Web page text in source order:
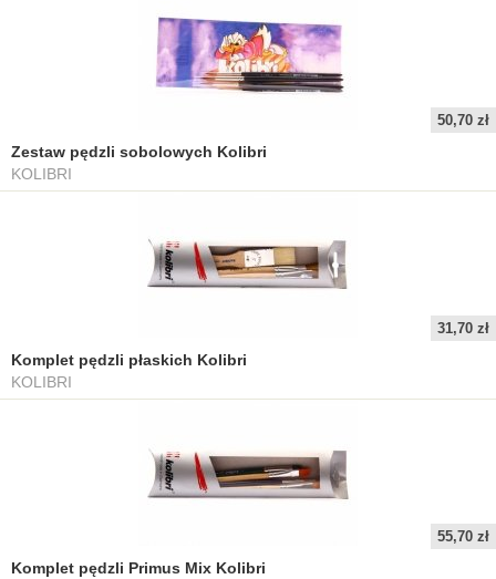
50,70 zł
Zestaw pędzli sobolowych Kolibri
KOLIBRI
31,70 zł
Komplet pędzli płaskich Kolibri
KOLIBRI
55,70 zł
Komplet pędzli Primus Mix Kolibri